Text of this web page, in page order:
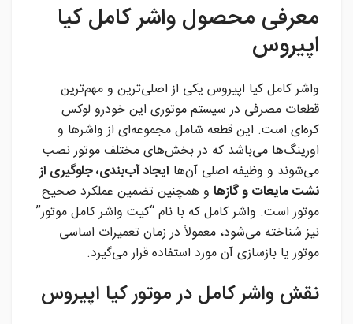
معرفی محصول واشر کامل کیا
اپیروس
واشر کامل کیا اپیروس یکی از اصلی‌ترین و مهم‌ترین
قطعات مصرفی در سیستم موتوری این خودرو لوکس
کره‌ای است. این قطعه شامل مجموعه‌ای از واشرها و
اورینگ‌ها می‌باشد که در بخش‌های مختلف موتور نصب
می‌شوند و وظیفه اصلی آن‌ها ایجاد آب‌بندی، جلوگیری از
نشت مایعات و گازها و همچنین تضمین عملکرد صحیح
موتور است. واشر کامل که با نام “کیت واشر کامل موتور”
نیز شناخته می‌شود، معمولاً در زمان تعمیرات اساسی
موتور یا بازسازی آن مورد استفاده قرار می‌گیرد.
نقش واشر کامل در موتور کیا اپیروس